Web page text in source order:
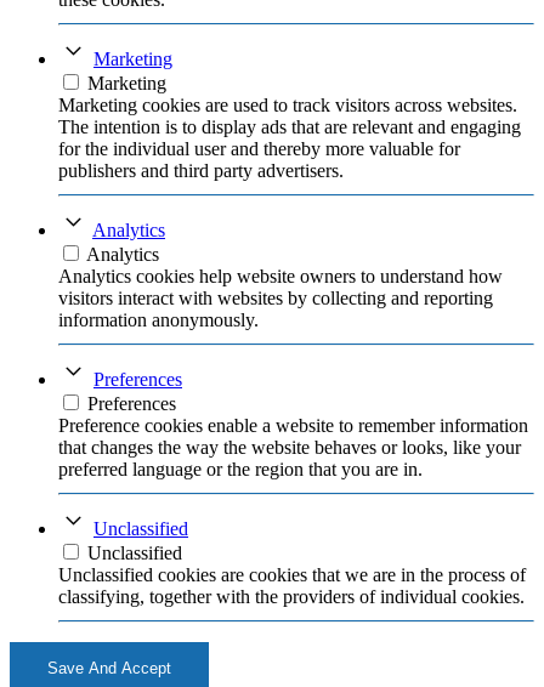
Marketing
Marketing
Marketing cookies are used to track visitors across websites.
The intention is to display ads that are relevant and engaging
for the individual user and thereby more valuable for
publishers and third party advertisers.
Analytics
Analytics
Analytics cookies help website owners to understand how
visitors interact with websites by collecting and reporting
information anonymously.
Preferences
Preferences
Preference cookies enable a website to remember information
that changes the way the website behaves or looks, like your
preferred language or the region that you are in.
Unclassified
Unclassified
Unclassified cookies are cookies that we are in the process of
classifying, together with the providers of individual cookies.
Save And Accept